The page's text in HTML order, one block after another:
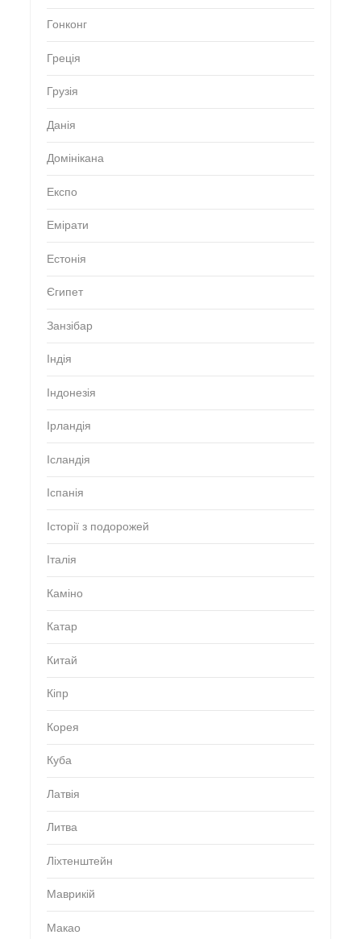
Гонконг
Греція
Грузія
Данія
Домінікана
Експо
Емірати
Естонія
Єгипет
Занзібар
Індія
Індонезія
Ірландія
Ісландія
Іспанія
Історії з подорожей
Італія
Каміно
Катар
Китай
Кіпр
Корея
Куба
Латвія
Литва
Ліхтенштейн
Маврикій
Макао